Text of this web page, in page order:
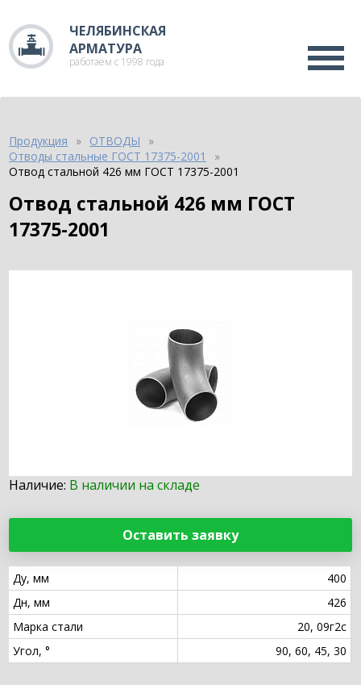
ЧЕЛЯБИНСКАЯ
АРМАТУРА
работаем с 1998 года
Продукция
ОТВОДЫ
Отводы стальные ГОСТ 17375-2001
Отвод стальной 426 мм ГОСТ 17375-2001
Отвод стальной 426 мм ГОСТ
17375-2001
Наличие: В наличии на складе
Оставить заявку
Ду, мм
400
Дн, мм
426
Марка стали
20, 09г2с
Угол, °
90, 60, 45, 30